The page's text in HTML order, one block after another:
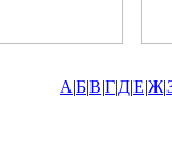
А|Б|В|Г|Д|Е|Ж|